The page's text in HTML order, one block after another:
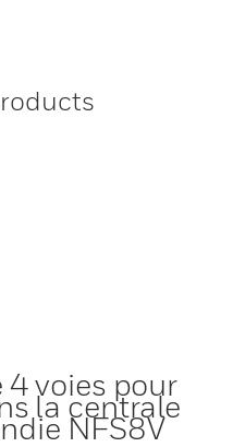
4 voies pour
la centrale
NFS8V